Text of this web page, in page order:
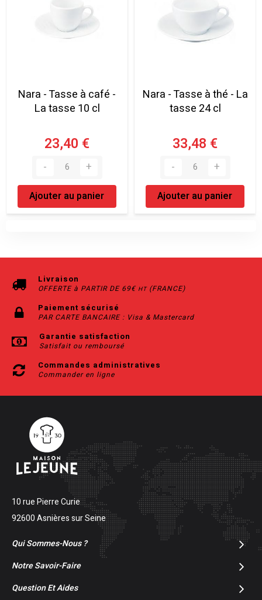
Nara - Tasse à café -
La tasse 10 cl
23,40 €
Ajouter au panier
Nara - Tasse à thé - La
tasse 24 cl
33,48 €
Ajouter au panier
Livraison
OFFERTE à PARTIR DE 69€ HT(FRANCE)
Paiement sécurisé
PAR CARTE BANCAIRE : Visa & Mastercard
Garantie satisfaction
Satisfait ou remboursé
Commandes administratives
Commander en ligne
10 rue Pierre Curie
92600 Asnières sur Seine
Qui Sommes-Nous ?
Notre Savoir-Faire
Question Et Aides